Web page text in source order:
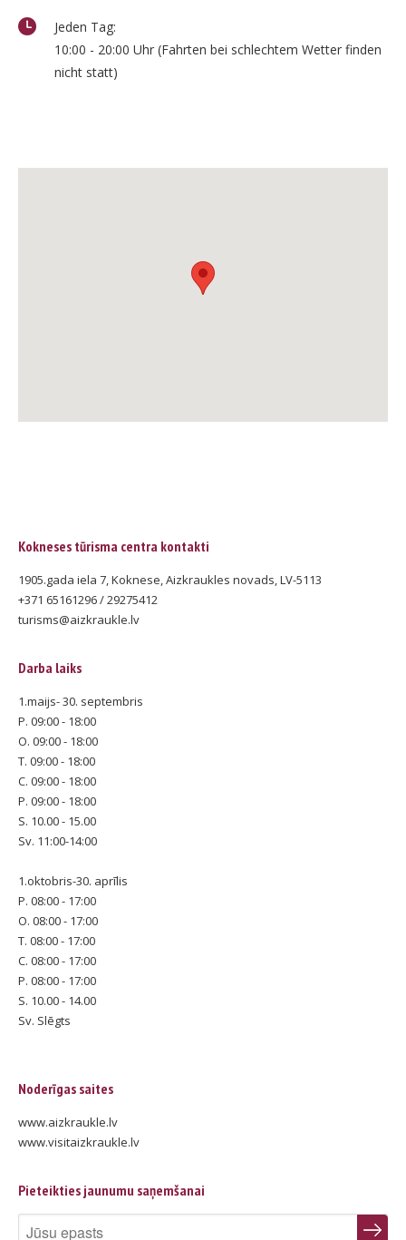
Jeden Tag:
10:00 - 20:00 Uhr (Fahrten bei schlechtem Wetter finden
nicht statt)
Kokneses tūrisma centra kontakti
1905.gada iela 7, Koknese, Aizkraukles novads, LV-5113
+371 65161296 / 29275412
turisms@aizkraukle.lv
Darba laiks
1.maijs- 30. septembris
P. 09:00 - 18:00
O. 09:00 - 18:00
T. 09:00 - 18:00
C. 09:00 - 18:00
P. 09:00 - 18:00
S. 10.00 - 15.00
Sv. 11:00-14:00
1.oktobris-30. aprīlis
P. 08:00 - 17:00
O. 08:00 - 17:00
T. 08:00 - 17:00
C. 08:00 - 17:00
P. 08:00 - 17:00
S. 10.00 - 14.00
Sv. Slēgts
Noderīgas saites
www.aizkraukle.lv
www.visitaizkraukle.lv
Pieteikties jaunumu saņemšanai